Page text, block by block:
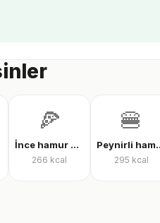
🍕
İnce hamur karışık pizza
266 kcal
🍔
295 kcal